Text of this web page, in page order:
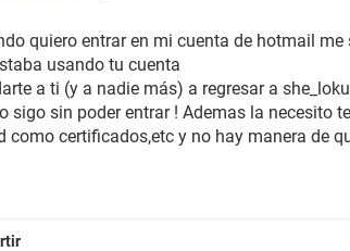
quiero entrar en mi cuenta de hotmail me
usando tu cuenta
a ti (y a nadie más) a regresar a
sigo sin poder entrar ! Ademas la necesito
como certificados,etc y no hay manera de